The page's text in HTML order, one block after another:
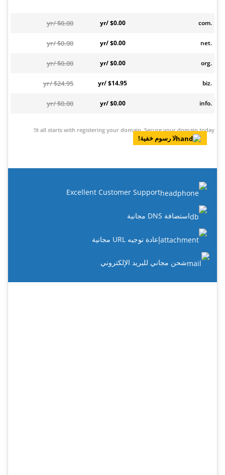
.com
$0.00 /yr
$0.00 /yr
.net
$0.00 /yr
$0.00 /yr
.org
$0.00 /yr
$0.00 /yr
.biz
$14.95 /yr
$24.95 /yr
.info
$0.00 /yr
$0.00 /yr
It all starts with registering your domain. Secure your domain today!
لا رسوم خفية!
Excellent Customer Support
استضافة DNS مجانية
إعادة توجيه URL مجانية
شحن مجاني للبريد الإلكتروني